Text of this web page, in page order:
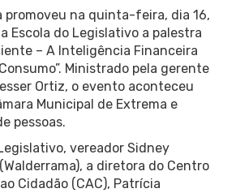
promoveu na quinta-feira, dia 16,
Escola do Legislativo a palestra
– A Inteligência Financeira
Ministrado pela gerente
Ortiz, o evento aconteceu
Municipal de Extrema e
pessoas.
vereador Sidney
a diretora do Centro
Cidadão (CAC), Patrícia